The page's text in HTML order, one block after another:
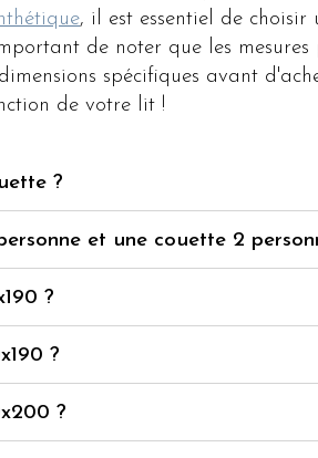
, il est essentiel de
de noter que les
spécifiques avant
de votre lit !
?
et une couette 2
?
?
?